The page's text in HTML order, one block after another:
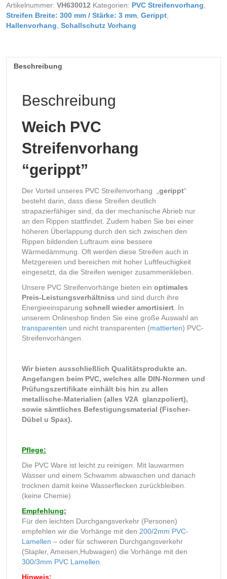
m
Menge
Artikelnummer: VH630012 Kategorien: PVC Streifenvorhang
Streifen Breite: 300 mm / Stärke: 3 mm Gerippt
Hallenvorhang Schallschutz Vorhang
Beschreibung
Beschreibung
Weich PVC
Streifenvorhang
“gerippt”
Der Vorteil unseres PVC Streifenvorhang „ gerippt“
besteht darin, dass diese Streifen deutlich
strapazierfähiger sind, da der mechanische Abrieb nur
an den Rippen stattfindet. Zudem haben Sie bei einer
höheren Überlappung durch den sich zwischen den
Rippen bildenden Luftraum eine bessere
Wärmedämmung. Oft werden diese Streifen auch in
Metzgereien und bereichen mit hoher Luftfeuchigkeit
eingesetzt, da die Streifen weniger zusammenkleben.
Unsere PVC Streifenvorhänge bieten ein optimales
Preis-Leistungsverhältniss und sind durch ihre
Energieeinsparung schnell wieder amortisiert . In
unserem Onlineshop finden Sie eine große Auswahl an
transparenten und nicht transparenten (mattierten) PVC-
Streifenvorhängen.
Wir bieten ausschließlich Qualitätsprodukte an.
Angefangen beim PVC, welches alle DIN-Normen und
Prüfungszertifikate einhält bis hin zu allen
metallische-Materialien (alles V2A glanzpoliert),
sowie sämtliches Befestigungsmaterial (Fischer-
Dübel u Spax).
Pflege:
Die PVC Ware ist leicht zu reinigen. Mit lauwarmen
Wasser und einem Schwamm abwaschen und danach
trocknen damit keine Wasserflecken zurückbleiben.
(keine Chemie)
Empfehlung:
Für den leichten Durchgangsverkehr (Personen)
empfehlen wir die Vorhänge mit den 200/2mm PVC-
Lamellen – oder für schweren Durchgangsverkehr
(Stapler, Ameisen,Hubwagen) die Vorhänge mit den
300/3mm PVC Lamellen
Hinweis: